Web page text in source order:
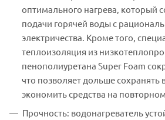
оптимального нагрева, который
подачи горячей воды с
электричества. Кроме того,
теплоизоляция из
пенополиуретана Super Foam
что позволяет дольше сохранять
экономить средства на
Прочность: водонагреватель